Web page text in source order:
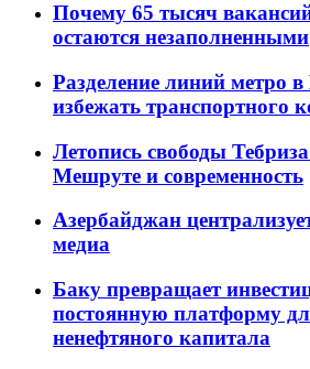
Почему 65 тысяч
остаются незаполненными
Разделение линий метро
избежать транспортного
Летопись свободы
Мешруте и современность
Азербайджан
медиа
Баку превращает
постоянную платформу
ненефтяного капитала